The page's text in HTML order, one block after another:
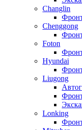
Changlin
Chenggong
Foton
Hyundai
Liugong
Lonking